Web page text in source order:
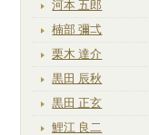
河本 五郎
楠部 彌弌
栗木 達介
黒田 辰秋
黒田 正玄
鯉江 良二